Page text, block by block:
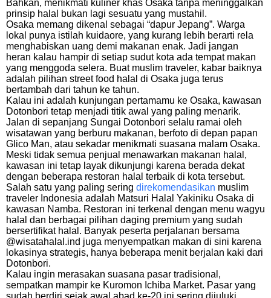
Bahkan, menikmati kuliner khas Osaka tanpa meninggalkan
prinsip halal bukan lagi sesuatu yang mustahil.
Osaka memang dikenal sebagai “dapur Jepang”. Warga
lokal punya istilah kuidaore, yang kurang lebih berarti rela
menghabiskan uang demi makanan enak. Jadi jangan
heran kalau hampir di setiap sudut kota ada tempat makan
yang menggoda selera. Buat muslim traveler, kabar baiknya
adalah pilihan street food halal di Osaka juga terus
bertambah dari tahun ke tahun.
Kalau ini adalah kunjungan pertamamu ke Osaka, kawasan
Dotonbori tetap menjadi titik awal yang paling menarik.
Jalan di sepanjang Sungai Dotonbori selalu ramai oleh
wisatawan yang berburu makanan, berfoto di depan papan
Glico Man, atau sekadar menikmati suasana malam Osaka.
Meski tidak semua penjual menawarkan makanan halal,
kawasan ini tetap layak dikunjungi karena berada dekat
dengan beberapa restoran halal terbaik di kota tersebut.
Salah satu yang paling sering direkomendasikan muslim
traveler Indonesia adalah Matsuri Halal Yakiniku Osaka di
kawasan Namba. Restoran ini terkenal dengan menu wagyu
halal dan berbagai pilihan daging premium yang sudah
bersertifikat halal. Banyak peserta perjalanan bersama
@wisatahalal.ind juga menyempatkan makan di sini karena
lokasinya strategis, hanya beberapa menit berjalan kaki dari
Dotonbori.
Kalau ingin merasakan suasana pasar tradisional,
sempatkan mampir ke Kuromon Ichiba Market. Pasar yang
sudah berdiri sejak awal abad ke-20 ini sering dijuluki